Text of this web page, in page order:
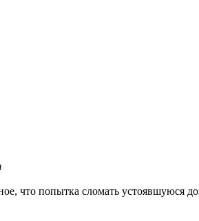
что попытка сломать устоявшуюся